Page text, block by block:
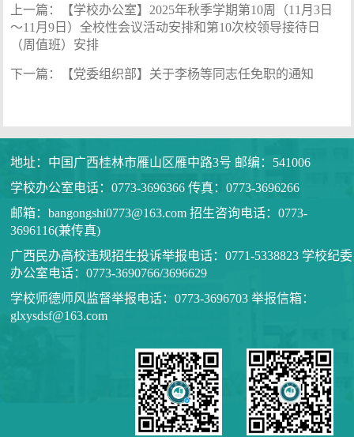
上一篇：
【学校办公室】2025年秋季学期第10周（11月3日
～11月9日）全校性会议活动安排和第10次校领导接待日
（周值班）安排
下一篇： 【党委组织部】关于李杨等同志任免职的通知
地址：中国广西桂林市雁山区雁中路3号 邮编：541006
学校办公室电话：0773-3696366 传真：0773-3696266
邮箱：bangongshi0773@163.com 招生咨询电话：0773-
3696116(兼传真)
广西民办高校违规招生投诉举报电话：0771-5338823 学校纪委
办公室电话：0773-3690766/3696629
学校师德师风监督举报电话：0773-3696703 举报信箱：
glxysdsf@163.com